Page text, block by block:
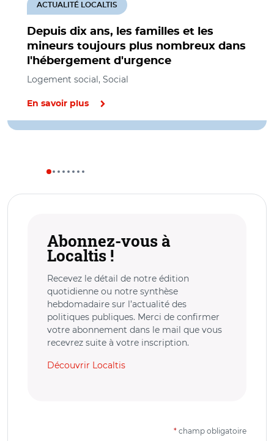
Depuis dix ans, les familles et les
mineurs toujours plus nombreux dans
l'hébergement d'urgence
ACTUALITÉ LOCALTIS
Logement social, Social
En savoir plus
Abonnez-vous à
Localtis !
Recevez le détail de notre édition
quotidienne ou notre synthèse
hebdomadaire sur l’actualité des
politiques publiques. Merci de confirmer
votre abonnement dans le mail que vous
recevrez suite à votre inscription.
Découvrir Localtis
* champ obligatoire